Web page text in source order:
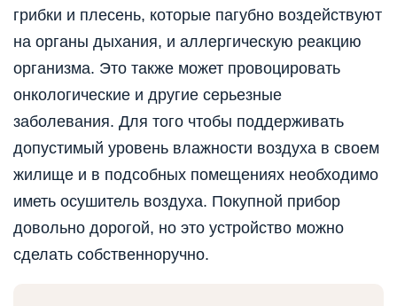
грибки и плесень, которые пагубно воздействуют
на органы дыхания, и аллергическую реакцию
организма. Это также может провоцировать
онкологические и другие серьезные
заболевания. Для того чтобы поддерживать
допустимый уровень влажности воздуха в своем
жилище и в подсобных помещениях необходимо
иметь осушитель воздуха. Покупной прибор
довольно дорогой, но это устройство можно
сделать собственноручно.